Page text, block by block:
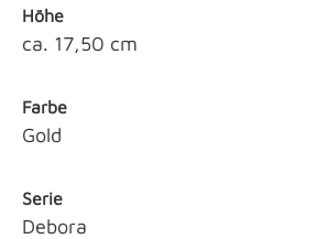
Höhe
ca. 17,50 cm
Farbe
Gold
Serie
Debora